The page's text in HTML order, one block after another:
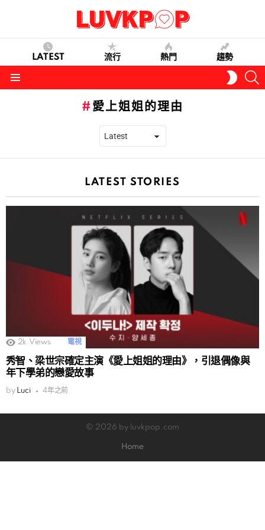
LATEST 流行 熱門 趨勢
SKIN
愛上姐姐的理由
LATEST STORIES
2k Views 電視
秀智、梁世宗確定主演《愛上姐姐的理由》，引退偶像與
年下學弟的戀愛故事
by Luci 4年之前
© 2026 by luvkpop.com
Home